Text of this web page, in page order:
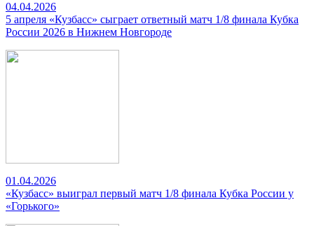
04.04.2026
5 апреля «Кузбасс» сыграет ответный матч 1/8 финала Кубка
России 2026 в Нижнем Новгороде
01.04.2026
«Кузбасс» выиграл первый матч 1/8 финала Кубка России у
«Горького»